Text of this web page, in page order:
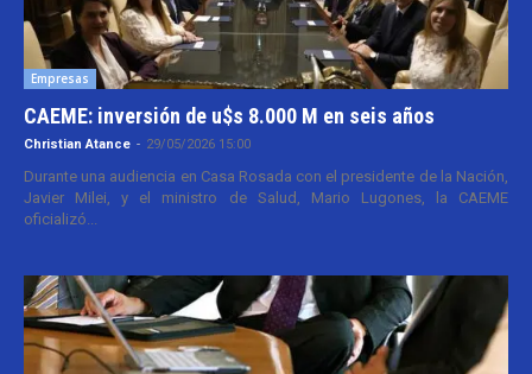
Empresas
CAEME: inversión de u$s 8.000 M en seis años
Christian Atance - 29/05/2026 15:00
Durante una audiencia en Casa Rosada con el presidente de la Nación,
Javier Milei, y el ministro de Salud, Mario Lugones, la CAEME
oficializó...